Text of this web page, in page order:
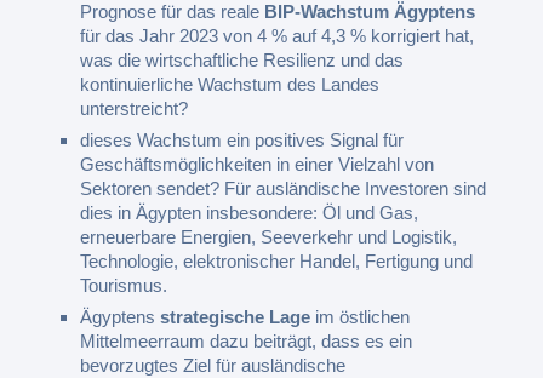
Prognose für das reale BIP-Wachstum Ägyptens
für das Jahr 2023 von 4 % auf 4,3 % korrigiert hat,
was die wirtschaftliche Resilienz und das
kontinuierliche Wachstum des Landes
unterstreicht?
dieses Wachstum ein positives Signal für
Geschäftsmöglichkeiten in einer Vielzahl von
Sektoren sendet? Für ausländische Investoren sind
dies in Ägypten insbesondere: Öl und Gas,
erneuerbare Energien, Seeverkehr und Logistik,
Technologie, elektronischer Handel, Fertigung und
Tourismus.
Ägyptensstrategische Lage im östlichen
Mittelmeerraum dazu beiträgt, dass es ein
bevorzugtes Ziel für ausländische